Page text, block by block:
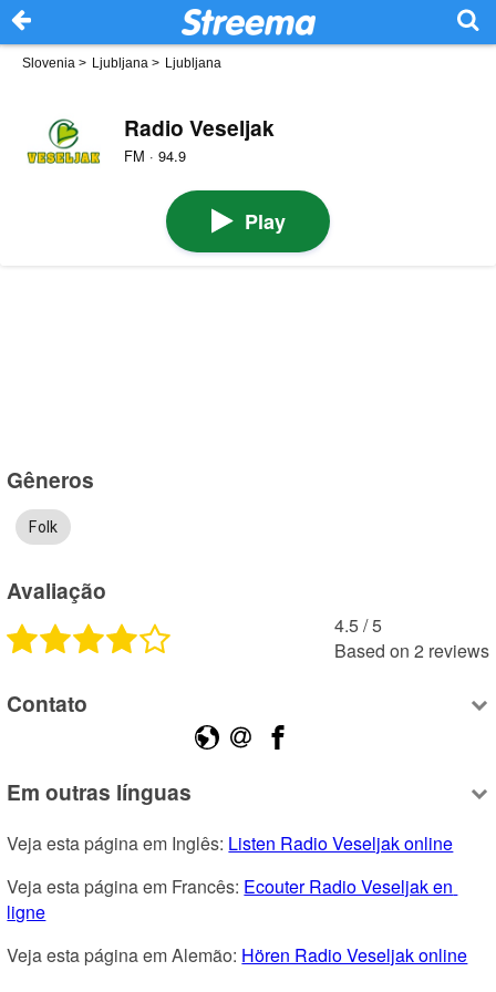
Slovenia > Ljubljana > Ljubljana
Radio Veseljak
FM · 94.9
Play
Gêneros
Folk
Avaliação
4.5 /5
Based on 2 reviews
Contato
Em outras línguas
Veja esta página em Inglês: Listen Radio Veseljak online
Veja esta página em Francês: Ecouter Radio Veseljak en
ligne
Veja esta página em Alemão: Hören Radio Veseljak online